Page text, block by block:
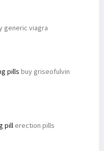
generic viagra
pills buy griseofulvin
pill erection pills